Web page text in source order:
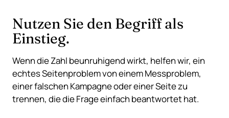
Nutzen Sie den Begriff als
Einstieg.
Wenn die Zahl beunruhigend wirkt, helfen wir, ein
echtes Seitenproblem von einem Messproblem,
einer falschen Kampagne oder einer Seite zu
trennen, die die Frage einfach beantwortet hat.